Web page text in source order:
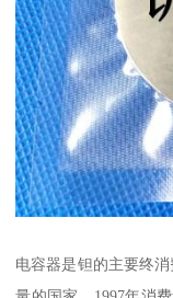
电容器是钽的主要终